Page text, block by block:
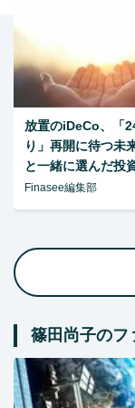
放置のiDeCo、「
り」再開に待つ未
と一緒に選んだ投
Finasee編集部
篠田尚子のフ